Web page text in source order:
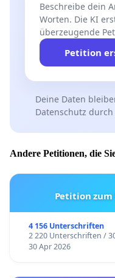
Beschreibe dein
Worten. Die KI
überzeugende
Petition
Deine Daten
Datenschutz
Andere Petitionen, die
Petition
4 156 Unterschriften
2 220 Unterschriften /
30 Apr 2026